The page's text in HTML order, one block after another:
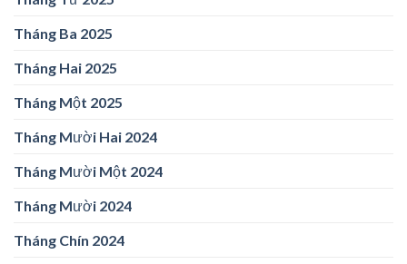
Tháng Ba 2025
Tháng Hai 2025
Tháng Một 2025
Tháng Mười Hai 2024
Tháng Mười Một 2024
Tháng Mười 2024
Tháng Chín 2024